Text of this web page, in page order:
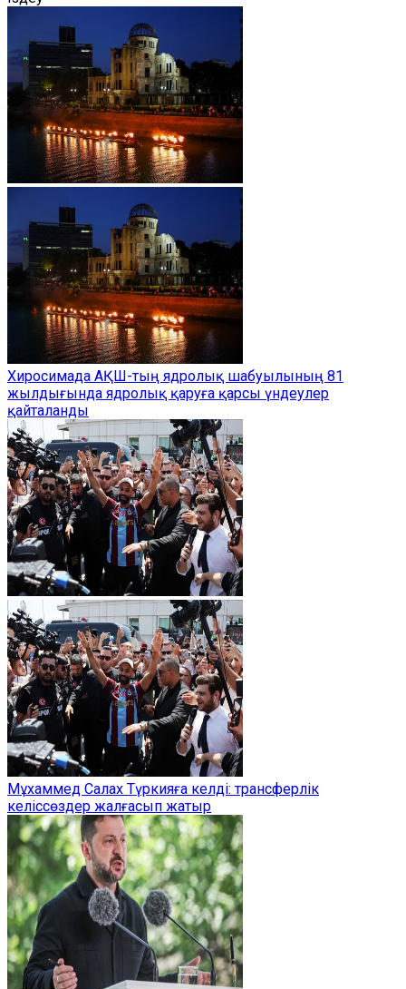
Хиросимада АҚШ-тың ядролық шабуылының 81
жылдығында ядролық қаруға қарсы үндеулер
қайталанды
Мұхаммед Салах Түркияға келді: трансферлік
келіссөздер жалғасып жатыр